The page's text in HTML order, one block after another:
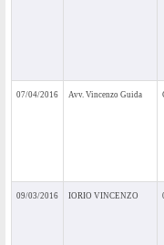
07/04/2016 Avv. Vincenzo Guida
09/03/2016 IORIO VINCENZO